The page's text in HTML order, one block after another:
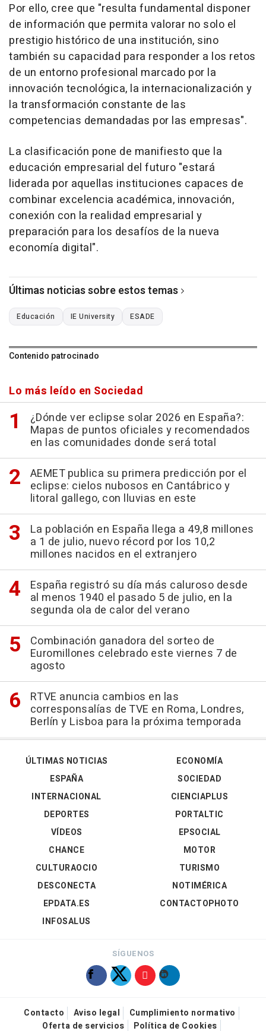
Por ello, cree que "resulta fundamental disponer
de información que permita valorar no solo el
prestigio histórico de una institución, sino
también su capacidad para responder a los retos
de un entorno profesional marcado por la
innovación tecnológica, la internacionalización y
la transformación constante de las
competencias demandadas por las empresas".
La clasificación pone de manifiesto que la
educación empresarial del futuro "estará
liderada por aquellas instituciones capaces de
combinar excelencia académica, innovación,
conexión con la realidad empresarial y
preparación para los desafíos de la nueva
economía digital".
Últimas noticias sobre estos temas
Educación IE University ESADE
Contenido patrocinado
Lo más leído en Sociedad
¿Dónde ver eclipse solar 2026 en España?:
Mapas de puntos oficiales y recomendados
en las comunidades donde será total
AEMET publica su primera predicción por el
eclipse: cielos nubosos en Cantábrico y
litoral gallego, con lluvias en este
La población en España llega a 49,8 millones
a 1 de julio, nuevo récord por los 10,2
millones nacidos en el extranjero
España registró su día más caluroso desde
al menos 1940 el pasado 5 de julio, en la
segunda ola de calor del verano
Combinación ganadora del sorteo de
Euromillones celebrado este viernes 7 de
agosto
RTVE anuncia cambios en las
corresponsalías de TVE en Roma, Londres,
Berlín y Lisboa para la próxima temporada
ÚLTIMAS NOTICIAS
ESPAÑA
INTERNACIONAL
DEPORTES
VÍDEOS
ECONOMÍA
SOCIEDAD
CIENCIAPLUS
PORTALTIC
EPSOCIAL
CHANCE
CULTURAOCIO
DESCONECTA
EPDATA.ES
INFOSALUS
MOTOR
TURISMO
NOTIMÉRICA
CONTACTOPHOTO
SÍGUENOS
Contacto Aviso legal
Cumplimiento normativo
Oferta de servicios
Política de Cookies